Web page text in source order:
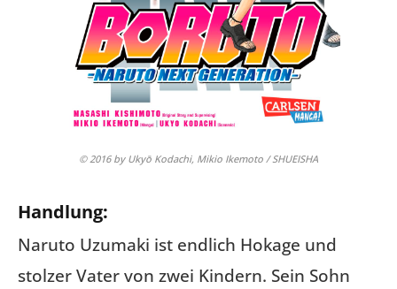
© 2016 by Ukyō Kodachi, Mikio Ikemoto / SHUEISHA
Handlung:
Naruto Uzumaki ist endlich Hokage und
stolzer Vater von zwei Kindern. Sein Sohn